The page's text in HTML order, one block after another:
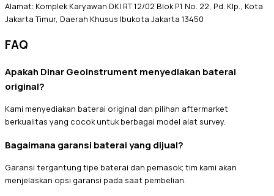
Alamat: Komplek Karyawan DKI RT 12/02 Blok P1 No. 22, Pd. Klp., Kota
Jakarta Timur, Daerah Khusus Ibukota Jakarta 13450
FAQ
Apakah Dinar Geoinstrument menyediakan baterai
original?
Kami menyediakan baterai original dan pilihan aftermarket
berkualitas yang cocok untuk berbagai model alat survey.
Bagaimana garansi baterai yang dijual?
Garansi tergantung tipe baterai dan pemasok; tim kami akan
menjelaskan opsi garansi pada saat pembelian.